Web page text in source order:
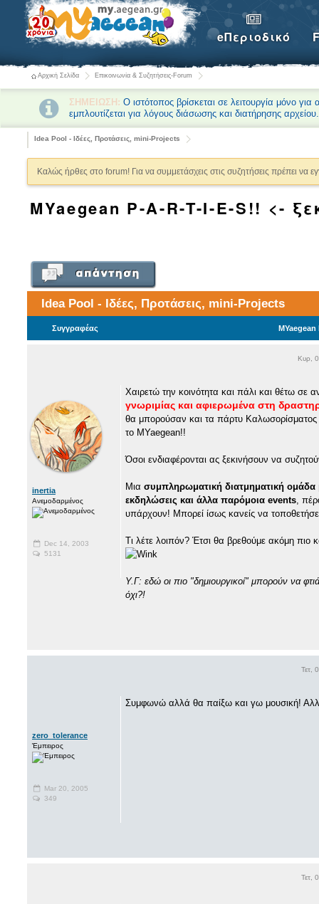
eΠεριοδικό
Αρχική Σελίδα Επικοινωνία & Συζητήσεις-Forum
ΣΗΜΕΙΩΣΗ: Ο ιστότοπος βρίσκεται σε λειτουργία μόνο
εμπλουτίζεται για λόγους διάσωσης και διατήρησης αρχείου.
Idea Pool - Ιδέες, Προτάσεις, mini-Projects
Καλώς ήρθες στο forum! Για να συμμετάσχεις στις συζητήσεις πρέπει να
MYaegean P-A-R-T-I-E-S!! <-
Idea Pool - Ιδέες, Προτάσεις, mini-Projects
Συγγραφέας MYaegean
Κυρ,
inertia
Ανεμοδαρμένος
Dec 14, 2003
5131
Χαιρετώ την κοινότητα και πάλι και θέτω σε
γνωριμίας και αφιερωμένα στη
θα μπορούσαν και τα πάρτυ
το MYaegean!!
Όσοι ενδιαφέρονται ας ξεκινήσουν να
Μια συμπληρωματική διατμηματική ομάδα
εκδηλώσεις και άλλα παρόμοια events ,
υπάρχουν! Μπορεί ίσως κανείς να
Τι λέτε λοιπόν? Έτσι θα βρεθούμε ακόμη
Υ.Γ: εδώ οι πιο "δημιουργικοί" μπορούν να
όχι?!
Τετ,
zero_tolerance
Έμπειρος
Mar 20, 2005
349
Συμφωνώ αλλά θα παίξω και γω μουσική!
Τετ,